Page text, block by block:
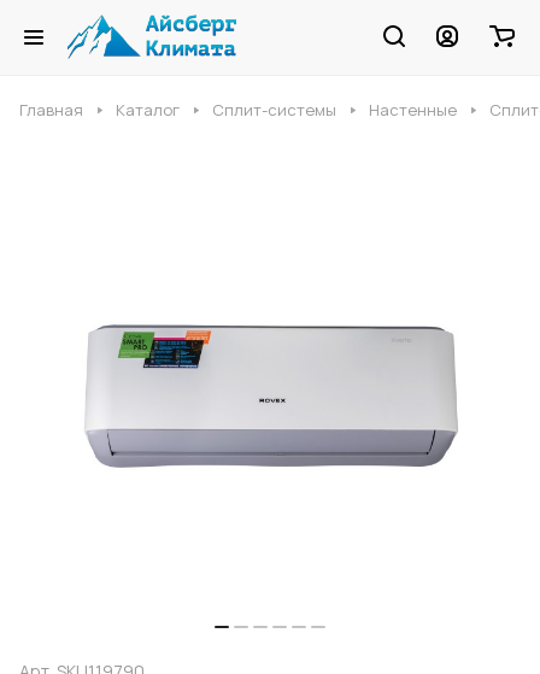
Главная Каталог Сплит-системы Настенные